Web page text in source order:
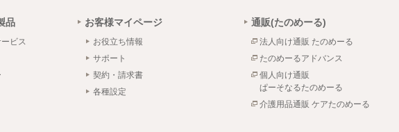
品
ビス
お客様マイページ
お役立ち情報
サポート
契約・請求書
各種設定
通販(たのめーる)
法人向け通販 たのめーる
たのめーるアドバンス
個人向け通販
ぱーそなるたのめーる
介護用品通販 ケアたのめーる